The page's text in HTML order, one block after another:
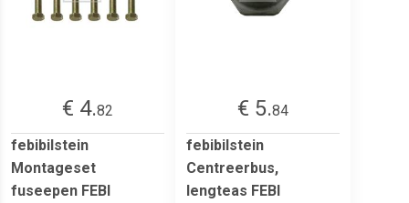
€ 4.82
febibilstein
Montageset
fuseepen FEBI
€ 5.84
febibilstein
Centreerbus,
lengteas FEBI